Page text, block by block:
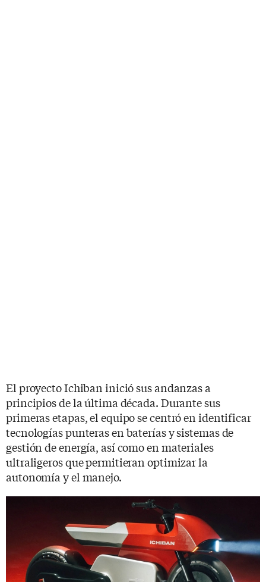
El proyecto Ichiban inició sus andanzas a
principios de la última década. Durante sus
primeras etapas, el equipo se centró en identificar
tecnologías punteras en baterías y sistemas de
gestión de energía, así como en materiales
ultraligeros que permitieran optimizar la
autonomía y el manejo.